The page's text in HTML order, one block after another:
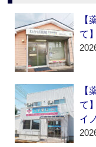
【
て
【
て
イ